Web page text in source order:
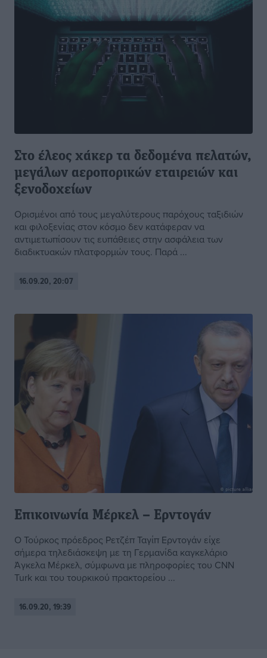
Στο έλεος χάκερ τα δεδομένα πελατών,
μεγάλων αεροπορικών εταιρειών και
ξενοδοχείων
Ορισμένοι από τους μεγαλύτερους παρόχους ταξιδιών
και φιλοξενίας στον κόσμο δεν κατάφεραν να
αντιμετωπίσουν τις ευπάθειες στην ασφάλεια των
διαδικτυακών πλατφορμών τους. Παρά ...
16.09.20, 20:07
Επικοινωνία Μέρκελ – Ερντογάν
Ο Τούρκος πρόεδρος Ρετζέπ Ταγίπ Ερντογάν είχε
σήμερα τηλεδιάσκεψη με τη Γερμανίδα καγκελάριο
Άγκελα Μέρκελ, σύμφωνα με πληροφορίες του CNN
Turk και του τουρκικού πρακτορείου ...
16.09.20, 19:39